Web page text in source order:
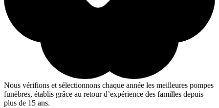
Nous vérifions et sélectionnons chaque année les meilleures pompes
funèbres, établis grâce au retour d’expérience des familles depuis
plus de 15 ans.